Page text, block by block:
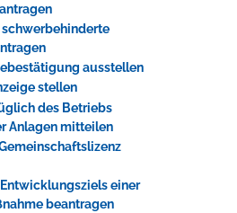
ausstellen
stellen
des Betriebs
Anlagen mitteilen
einer
beantragen